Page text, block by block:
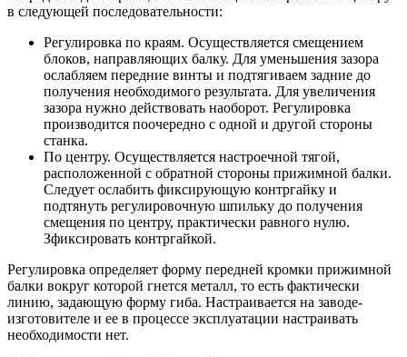
в следующей последовательности:
Регулировка по краям. Осуществляется смещением
блоков, направляющих балку. Для уменьшения зазора
ослабляем передние винты и подтягиваем задние до
получения необходимого результата. Для увеличения
зазора нужно действовать наоборот. Регулировка
производится поочередно с одной и другой стороны
станка.
По центру. Осуществляется настроечной тягой,
расположенной с обратной стороны прижимной балки.
Следует ослабить фиксирующую контргайку и
подтянуть регулировочную шпильку до получения
смещения по центру, практически равного нулю.
Зфиксировать контргайкой.
Регулировка определяет форму передней кромки прижимной
балки вокруг которой гнется металл, то есть фактически
линию, задающую форму гиба. Настраивается на заводе-
изготовителе и ее в процессе эксплуатации настраивать
необходимости нет.